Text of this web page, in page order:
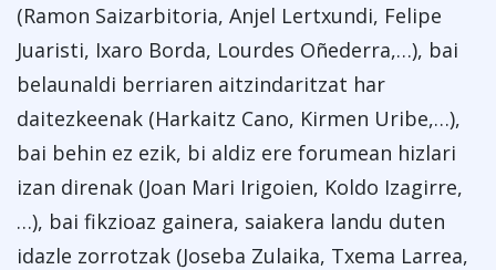
(Ramon Saizarbitoria, Anjel Lertxundi, Felipe
Juaristi, Ixaro Borda, Lourdes Oñederra,…), bai
belaunaldi berriaren aitzindaritzat har
daitezkeenak (Harkaitz Cano, Kirmen Uribe,…),
bai behin ez ezik, bi aldiz ere forumean hizlari
izan direnak (Joan Mari Irigoien, Koldo Izagirre,
…), bai fikzioaz gainera, saiakera landu duten
idazle zorrotzak (Joseba Zulaika, Txema Larrea,